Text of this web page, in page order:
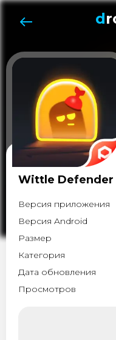
d
Wittle Defender
Версия приложения
Версия Android
Размер
Категория
Дата обновления
Просмотров